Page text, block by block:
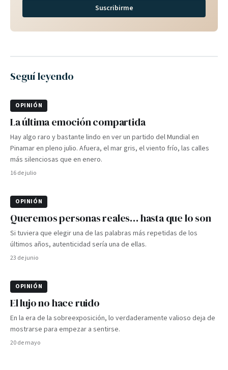
Suscribirme
Seguí leyendo
OPINIÓN
La última emoción compartida
Hay algo raro y bastante lindo en ver un partido del Mundial en
Pinamar en pleno julio. Afuera, el mar gris, el viento frío, las calles
más silenciosas que en enero.
16 de julio
OPINIÓN
Queremos personas reales… hasta que lo son
Si tuviera que elegir una de las palabras más repetidas de los
últimos años, autenticidad sería una de ellas.
23 de junio
OPINIÓN
El lujo no hace ruido
En la era de la sobreexposición, lo verdaderamente valioso deja de
mostrarse para empezar a sentirse.
20 de mayo